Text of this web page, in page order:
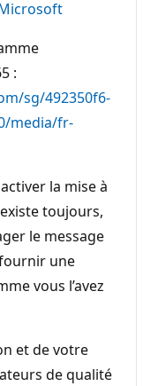
:
sg/492350f6-
media/fr-
la mise à
toujours,
le message
une
vous l’avez
et de votre
de qualité